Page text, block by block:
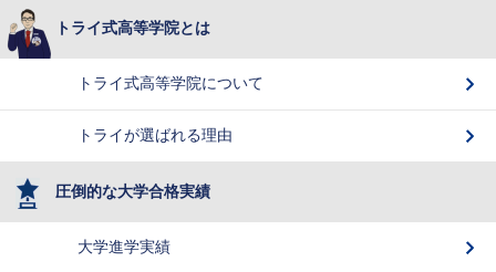
トライ式高等学院とは
トライ式高等学院について
トライが選ばれる理由
圧倒的な大学合格実績
大学進学実績